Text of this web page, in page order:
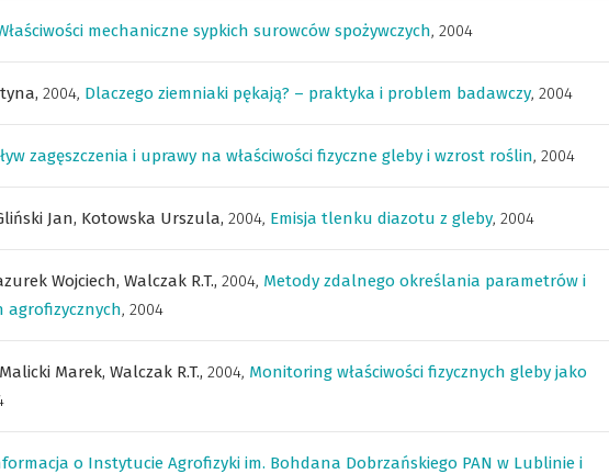
mechaniczne sypkich surowców spożywczych, 2004
2004, Dlaczego ziemniaki pękają? – praktyka i problem badawczy, 2004
zagęszczenia i uprawy na właściwości fizyczne gleby i wzrost roślin, 2004
Jan, Kotowska Urszula, 2004, Emisja tlenku diazotu z gleby, 2004
Wojciech, Walczak R.T., 2004, Metody zdalnego określania parametrów i
agrofizycznych, 2004
Malicki Marek, Walczak R.T., 2004, Monitoring właściwości fizycznych gleby jako
o Instytucie Agrofizyki im. Bohdana Dobrzańskiego PAN w Lublinie i